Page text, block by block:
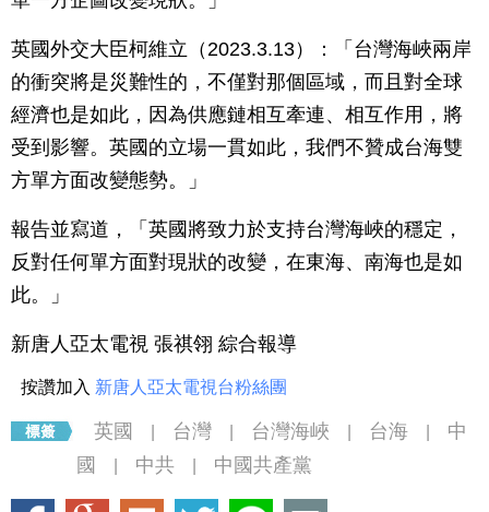
英國外交大臣柯維立（2023.3.13）：「台灣海峽兩岸
的衝突將是災難性的，不僅對那個區域，而且對全球
經濟也是如此，因為供應鏈相互牽連、相互作用，將
受到影響。英國的立場一貫如此，我們不贊成台海雙
方單方面改變態勢。」
報告並寫道，「英國將致力於支持台灣海峽的穩定，
反對任何單方面對現狀的改變，在東海、南海也是如
此。」
新唐人亞太電視 張祺翎 綜合報導
按讚加入 新唐人亞太電視台粉絲團
英國 台灣 台灣海峽 台海
中
國
中共 中國共產黨